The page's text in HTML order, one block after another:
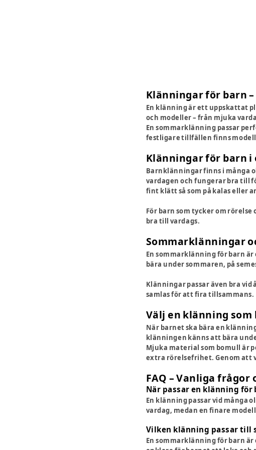
Klänningar för barn
En klänning är ett uppskattat
och modeller – från mjuka
En sommarklänning passar
festligare tillfällen finns
Klänningar för barn
Barnklänningar finns i många
vardagen och fungerar bra till
fint klätt så som på kalas eller
För barn som tycker om
bra till vardags.
Sommarklänningar
En sommarklänning för barn
bära under sommaren, på
Klänningar passar även bra
samlas för att fira tillsammans.
Välj en klänning
När barnet ska bära en
klänningen känns att bära
Mjuka material som bomull är
extra rörelsefrihet. Genom att
FAQ – Vanliga
När passar en klänning för
En klänning passar vid många
vardag, medan en finare
Vilken klänning passar till
En sommarklänning för barn